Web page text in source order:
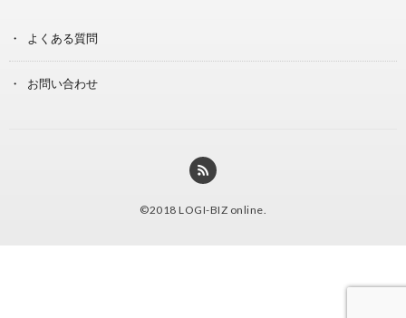
よくある質問
お問い合わせ
©2018 LOGI-BIZ online.